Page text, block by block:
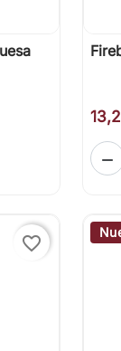

favorite_border